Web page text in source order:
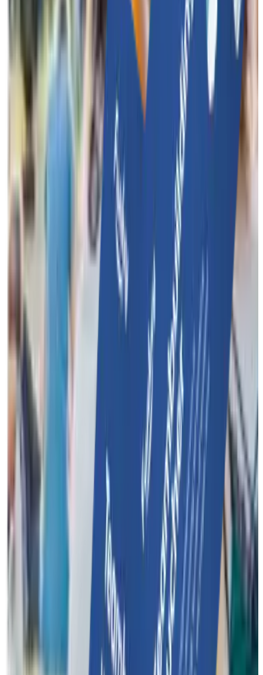
Beheer, controleer en organiseer teambuildings binnen jouw
bedrijf met één handig platform.
Features Contact
Funkey Events
Organiseer een onvergetelijk evenement met meerdere
activiteiten voor jouw bedrijf of team.
Familiedag
Funkey Surprise
Geef je team een dag om nooit te vergeten! Met een Funkey
Surprise voucher schenk je jouw klanten een waardebon voor
een unieke teambuilding.